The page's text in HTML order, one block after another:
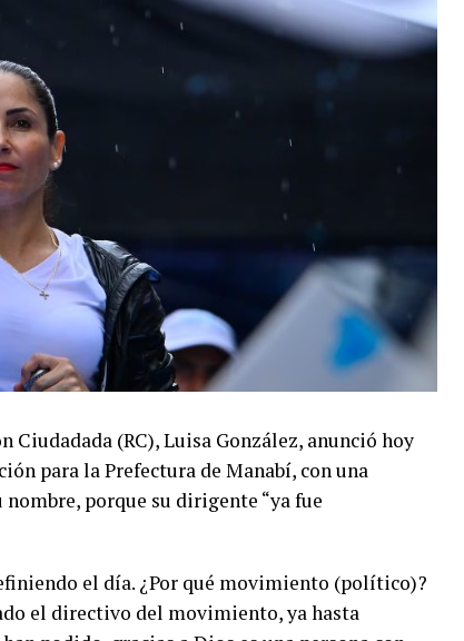
(RC), Luisa González, anunció hoy
para la Prefectura de Manabí, con una
porque su dirigente “ya fue
el día. ¿Por qué movimiento (político)?
el directivo del movimiento, ya hasta